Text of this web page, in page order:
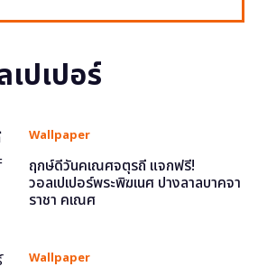
ปเปอร์
Wallpaper
ฤกษ์ดีวันคเณศจตุรถี แจกฟรี!
วอลเปเปอร์พระพิฆเนศ ปางลาลบาคจา
ราชา คเณศ
Wallpaper